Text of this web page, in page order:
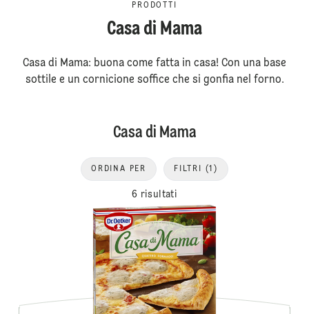
PRODOTTI
Casa di Mama
Casa di Mama: buona come fatta in casa! Con una base
sottile e un cornicione soffice che si gonfia nel forno.
Casa di Mama
6 risultati
ORDINA PER FILTRI (1)